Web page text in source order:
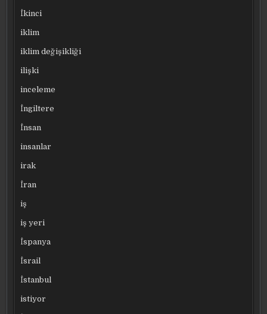
İkinci
iklim
iklim değişikliği
ilişki
inceleme
İngiltere
İnsan
insanlar
irak
İran
iş
iş yeri
İspanya
İsrail
İstanbul
istiyor